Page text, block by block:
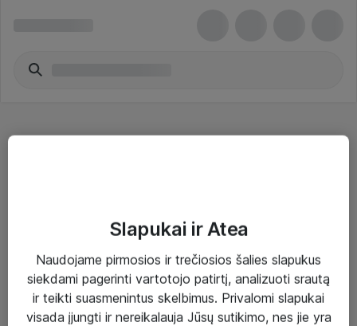
Sprendimai ir paslaugos
Paslaugos
Slapukai ir Atea
Naudojame pirmosios ir trečiosios šalies slapukus
siekdami pagerinti vartotojo patirtį, analizuoti srautą
ir teikti suasmenintus skelbimus. Privalomi slapukai
visada įjungti ir nereikalauja Jūsų sutikimo, nes jie yra